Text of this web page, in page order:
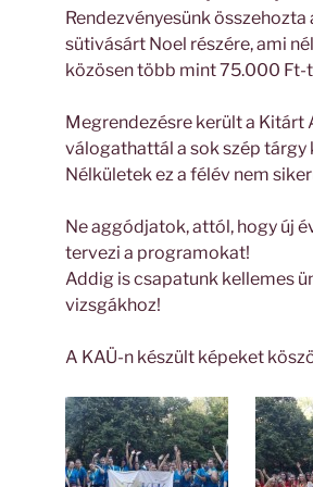
Rendezvényesünk
sütivásárt Noel részére, ami
közösen több mint 75.000 Ft-
Megrendezésre került a Kitárt
válogathattál a sok szép
Nélkületek ez a félév nem
Ne aggódjatok, attól, hogy új
tervezi a programokat!
Addig is csapatunk kellemes
vizsgákhoz!
A KAÜ-n készült képeket